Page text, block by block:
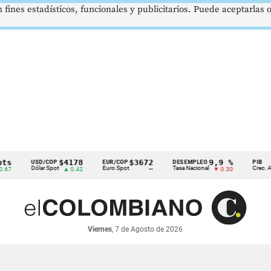
USD/COP
Dólar Spot
$4178
▲ 0.42
EUR/COP
Euro Spot
$3672 DESEMPLEO
Tasa Nacional
9,9 %
▼ 0.30 Crec. Anual
Viernes, 7 de Agosto de 2026
estadísticos, funcionales y publicitarios. Puede aceptarlas